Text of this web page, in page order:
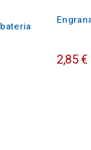
2,85 €